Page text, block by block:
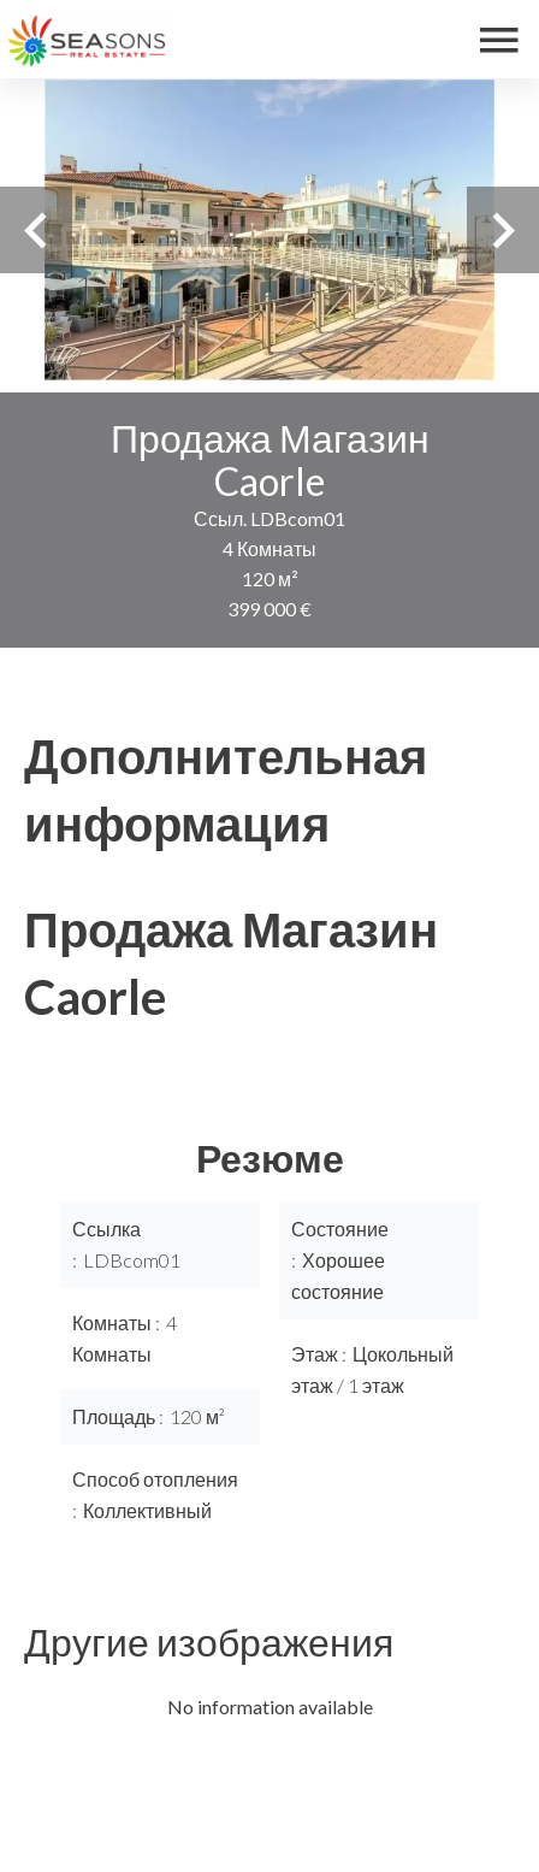
Продажа Магазин
Caorle
Ссыл. LDBcom01
4 Комнаты
120 м²
399 000 €
Дополнительная
информация
Продажа Магазин
Caorle
Резюме
Ссылка
LDBcom01
Комнаты
4
Комнаты
Площадь 120 м²
Способ отопления
Коллективный
Состояние
Хорошее
состояние
Этаж
Цокольный
этаж / 1 этаж
Другие изображения
No information available